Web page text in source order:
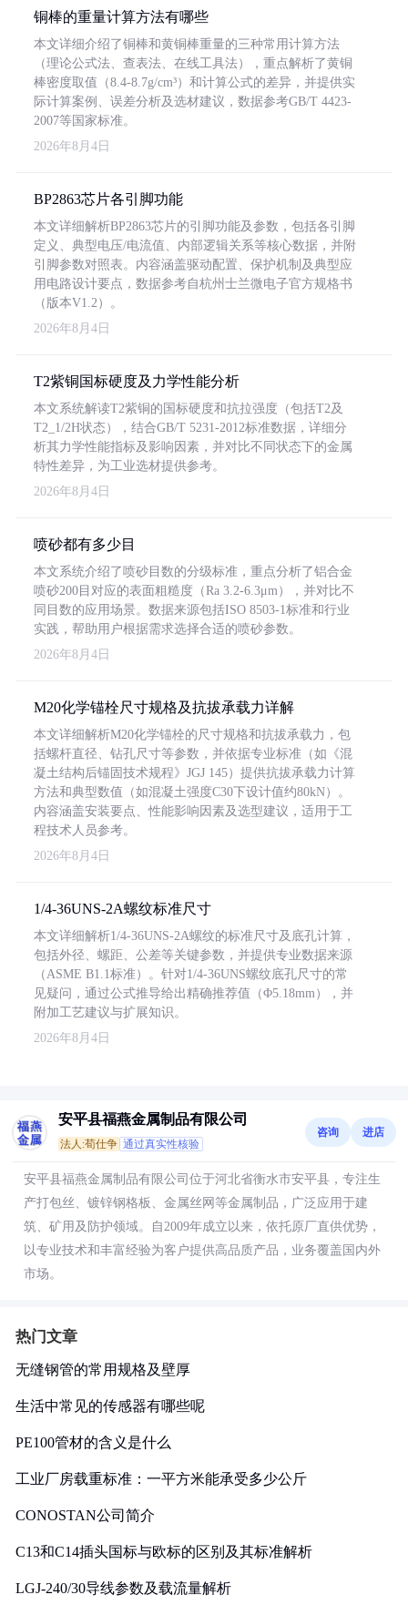
铜棒的重量计算方法有哪些
本文详细介绍了铜棒和黄铜棒重量的三种常用计算方法
（理论公式法、查表法、在线工具法），重点解析了黄铜
棒密度取值（8.4-8.7g/cm³）和计算公式的差异，并提供实
际计算案例、误差分析及选材建议，数据参考GB/T 4423-
2007等国家标准。
2026年8月4日
BP2863芯片各引脚功能
本文详细解析BP2863芯片的引脚功能及参数，包括各引脚
定义、典型电压/电流值、内部逻辑关系等核心数据，并附
引脚参数对照表。内容涵盖驱动配置、保护机制及典型应
用电路设计要点，数据参考自杭州士兰微电子官方规格书
（版本V1.2）。
2026年8月4日
T2紫铜国标硬度及力学性能分析
本文系统解读T2紫铜的国标硬度和抗拉强度（包括T2及
T2_1/2H状态），结合GB/T 5231-2012标准数据，详细分
析其力学性能指标及影响因素，并对比不同状态下的金属
特性差异，为工业选材提供参考。
2026年8月4日
喷砂都有多少目
本文系统介绍了喷砂目数的分级标准，重点分析了铝合金
喷砂200目对应的表面粗糙度（Ra 3.2-6.3μm），并对比不
同目数的应用场景。数据来源包括ISO 8503-1标准和行业
实践，帮助用户根据需求选择合适的喷砂参数。
2026年8月4日
M20化学锚栓尺寸规格及抗拔承载力详解
本文详细解析M20化学锚栓的尺寸规格和抗拔承载力，包
括螺杆直径、钻孔尺寸等参数，并依据专业标准（如《混
凝土结构后锚固技术规程》JGJ 145）提供抗拔承载力计算
方法和典型数值（如混凝土强度C30下设计值约80kN）。
内容涵盖安装要点、性能影响因素及选型建议，适用于工
程技术人员参考。
2026年8月4日
1/4-36UNS-2A螺纹标准尺寸
本文详细解析1/4-36UNS-2A螺纹的标准尺寸及底孔计算，
包括外径、螺距、公差等关键参数，并提供专业数据来源
（ASME B1.1标准）。针对1/4-36UNS螺纹底孔尺寸的常
见疑问，通过公式推导给出精确推荐值（Φ5.18mm），并
附加工艺建议与扩展知识。
2026年8月4日
安平县福燕金属制品有限公司
法人:荀仕争 通过真实性核验
咨询 进店
安平县福燕金属制品有限公司位于河北省衡水市安平县，专注生
产打包丝、镀锌钢格板、金属丝网等金属制品，广泛应用于建
筑、矿用及防护领域。自2009年成立以来，依托原厂直供优势，
以专业技术和丰富经验为客户提供高品质产品，业务覆盖国内外
市场。
热门文章
无缝钢管的常用规格及壁厚
生活中常见的传感器有哪些呢
PE100管材的含义是什么
工业厂房载重标准：一平方米能承受多少公斤
CONOSTAN公司简介
C13和C14插头国标与欧标的区别及其标准解析
LGJ-240/30导线参数及载流量解析